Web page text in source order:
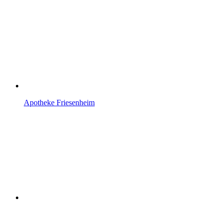
Apotheke Friesenheim